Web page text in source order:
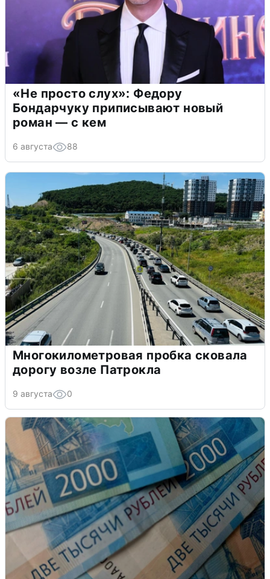
«Не просто слух»: Федору
Бондарчуку приписывают новый
роман — с кем
6 августа 88
Многокилометровая пробка сковала
дорогу возле Патрокла
9 августа 0